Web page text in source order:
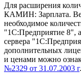
Для расширения
КАМИН: Зарплата.
необходимое
"1С:Предприятие 8",
сервера
дополнительных
и ценами можно
№2329 от 31.07.2003 г